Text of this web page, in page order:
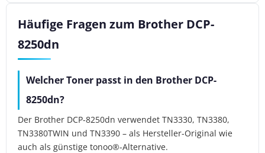
Häufige Fragen zum Brother DCP-
8250dn
Welcher Toner passt in den Brother DCP-
8250dn?
Der Brother DCP-8250dn verwendet TN3330, TN3380,
TN3380TWIN und TN3390 – als Hersteller-Original wie
auch als günstige tonoo®-Alternative.